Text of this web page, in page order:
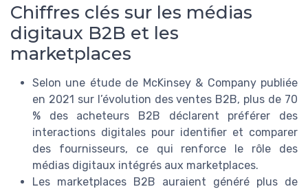
Chiffres clés sur les médias
digitaux B2B et les
marketplaces
Selon une étude de McKinsey & Company publiée
en 2021 sur l’évolution des ventes B2B, plus de 70
% des acheteurs B2B déclarent préférer des
interactions digitales pour identifier et comparer
des fournisseurs, ce qui renforce le rôle des
médias digitaux intégrés aux marketplaces.
Les marketplaces B2B auraient généré plus de